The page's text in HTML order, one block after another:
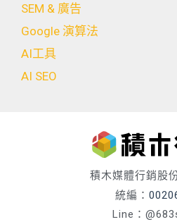
SEM & 廣告
Google 演算法
AI工具
AI SEO
積木媒體行銷股
統編：
Line：